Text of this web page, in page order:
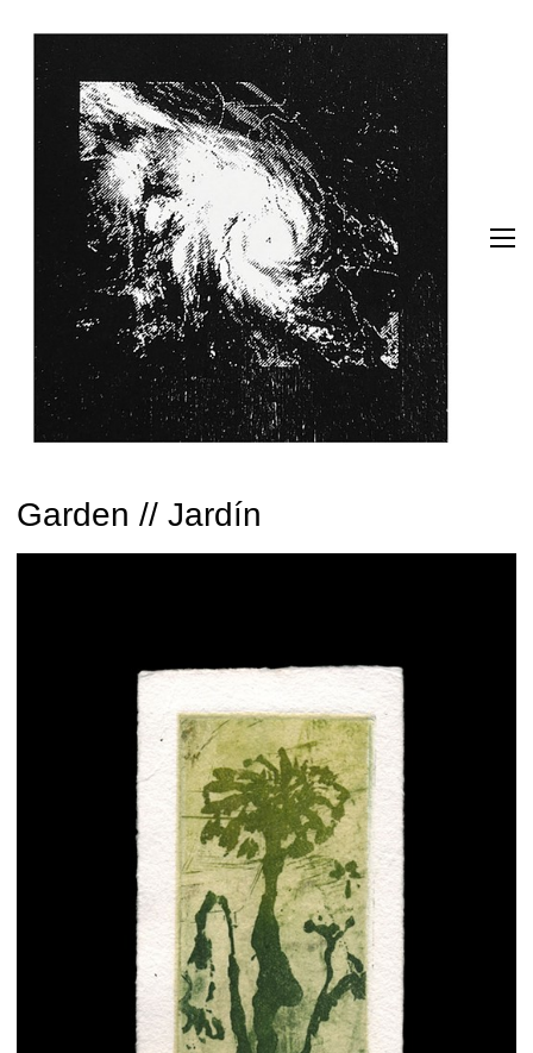
Garden // Jardín